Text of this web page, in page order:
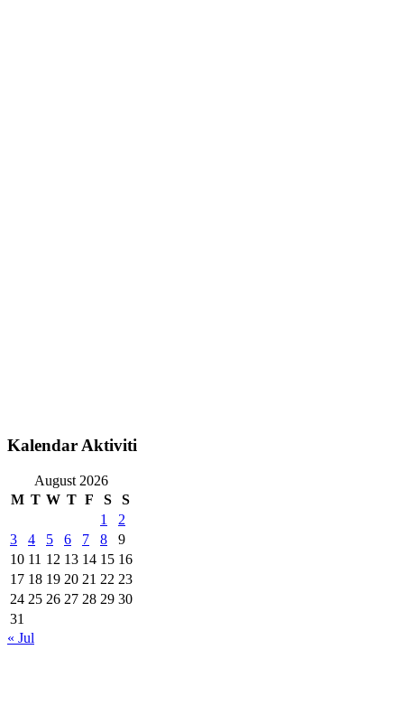
Kalendar Aktiviti
August 2026
M T W T F S
S
1
2
3
4 5 6 7 8
9
10 11 12 13 14 15 16
17 18 19 20 21 22 23
24 25 26 27 28 29 30
31
« Jul